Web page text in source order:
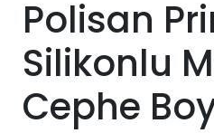
Polisan
Silikonlu
Cephe